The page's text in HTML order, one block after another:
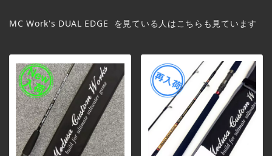
MC Work's DUAL EDGE を見ている人はこちらも見ています